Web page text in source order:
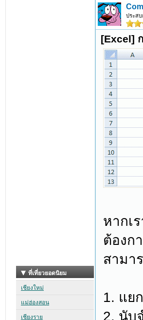
ประส
[Excel]
หากเ
ต้องก
สามา
1. แย
2. นับ